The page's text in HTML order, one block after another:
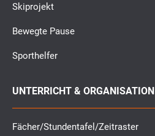
Skiprojekt
Bewegte Pause
Sporthelfer
UNTERRICHT & ORGANISATION
Fächer/Stundentafel/Zeitraster